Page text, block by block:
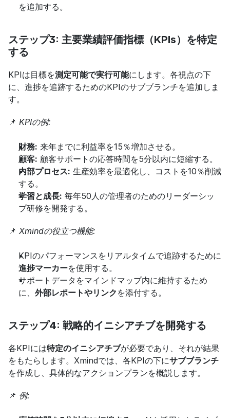
を追加する。
ステップ3: 主要業績評価指標（KPIs）を特定
する
KPIは目標を測定可能で実行可能にします。各視点の下
に、進捗を追跡するためのKPIのサブブランチを追加しま
す。
📌 KPIの例:
財務: 来年までに利益率を15％増加させる。
顧客: 顧客サポートの応答時間を5分以内に短縮する。
内部プロセス: 生産効率を最適化し、コストを10％削減
する。
学習と成長: 毎年50人の管理者のためのリーダーシッ
プ研修を開発する。
📌 Xmindの役立つ機能:
KPIのパフォーマンスをリアルタイムで追跡するために
進捗マーカーを使用する。
サポートデータをマインドマップ内に維持するため
に、 外部レポートやリンク を添付する。
ステップ4: 戦略的イニシアチブを開発する
各KPIには特定のイニシアチブが必要であり、それが結果
をもたらします。Xmindでは、各KPIの下にサブブランチ
を作成し、具体的なアクションプランを概説します。
📌 例: